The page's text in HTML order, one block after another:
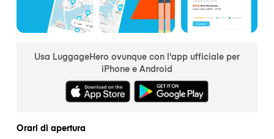
Usa LuggageHero ovunque con l'app ufficiale per
iPhone e Android
Orari di apertura